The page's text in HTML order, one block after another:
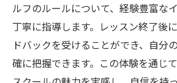
ルフのルールについて、経験豊富な
丁寧に指導します。レッスン終了後
ドバックを受けることができ、自分
確に把握できます。この体験を通じて